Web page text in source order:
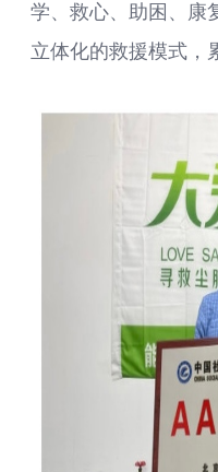
学、救心、助困、康
立体化的救援模式，